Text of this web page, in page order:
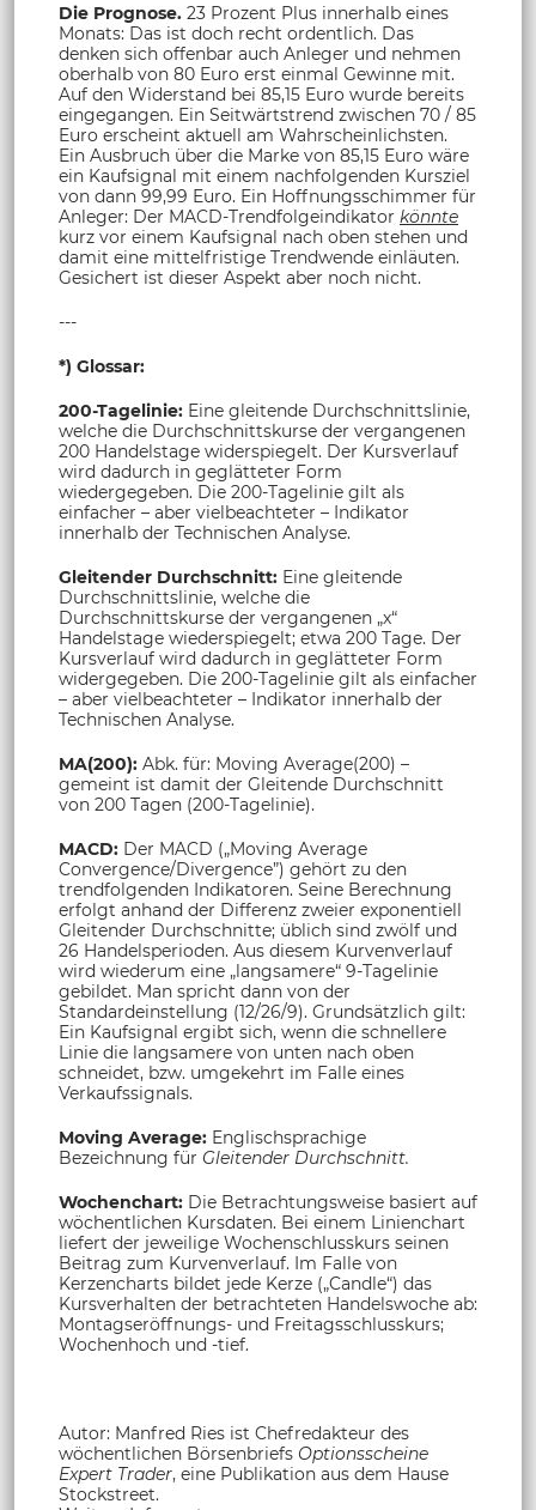
Die Prognose. 23 Prozent Plus innerhalb eines
Monats: Das ist doch recht ordentlich. Das
denken sich offenbar auch Anleger und nehmen
oberhalb von 80 Euro erst einmal Gewinne mit.
Auf den Widerstand bei 85,15 Euro wurde bereits
eingegangen. Ein Seitwärtstrend zwischen 70 / 85
Euro erscheint aktuell am Wahrscheinlichsten.
Ein Ausbruch über die Marke von 85,15 Euro wäre
ein Kaufsignal mit einem nachfolgenden Kursziel
von dann 99,99 Euro. Ein Hoffnungsschimmer für
Anleger: Der MACD-Trendfolgeindikator könnte
kurz vor einem Kaufsignal nach oben stehen und
damit eine mittelfristige Trendwende einläuten.
Gesichert ist dieser Aspekt aber noch nicht.
---
*) Glossar:
200-Tagelinie: Eine gleitende Durchschnittslinie,
welche die Durchschnittskurse der vergangenen
200 Handelstage widerspiegelt. Der Kursverlauf
wird dadurch in geglätteter Form
wiedergegeben. Die 200-Tagelinie gilt als
einfacher – aber vielbeachteter – Indikator
innerhalb der Technischen Analyse.
Gleitender Durchschnitt: Eine gleitende
Durchschnittslinie, welche die
Durchschnittskurse der vergangenen „x“
Handelstage wiederspiegelt; etwa 200 Tage. Der
Kursverlauf wird dadurch in geglätteter Form
widergegeben. Die 200-Tagelinie gilt als einfacher
– aber vielbeachteter – Indikator innerhalb der
Technischen Analyse.
MA(200): Abk. für: Moving Average(200) –
gemeint ist damit der Gleitende Durchschnitt
von 200 Tagen (200-Tagelinie).
MACD: Der MACD („Moving Average
Convergence/Divergence”) gehört zu den
trendfolgenden Indikatoren. Seine Berechnung
erfolgt anhand der Differenz zweier exponentiell
Gleitender Durchschnitte; üblich sind zwölf und
26 Handelsperioden. Aus diesem Kurvenverlauf
wird wiederum eine „langsamere“ 9-Tagelinie
gebildet. Man spricht dann von der
Standardeinstellung (12/26/9). Grundsätzlich gilt:
Ein Kaufsignal ergibt sich, wenn die schnellere
Linie die langsamere von unten nach oben
schneidet, bzw. umgekehrt im Falle eines
Verkaufssignals.
Moving Average: Englischsprachige
Bezeichnung für Gleitender Durchschnitt.
Wochenchart: Die Betrachtungsweise basiert auf
wöchentlichen Kursdaten. Bei einem Linienchart
liefert der jeweilige Wochenschlusskurs seinen
Beitrag zum Kurvenverlauf. Im Falle von
Kerzencharts bildet jede Kerze („Candle“) das
Kursverhalten der betrachteten Handelswoche ab:
Montagseröffnungs- und Freitagsschlusskurs;
Wochenhoch und -tief.
Autor: Manfred Ries ist Chefredakteur des
wöchentlichen Börsenbriefs Optionsscheine
Expert Trader, eine Publikation aus dem Hause
Stockstreet.